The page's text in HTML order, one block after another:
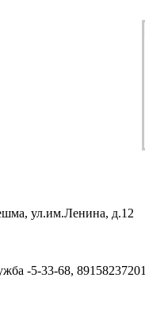
ул.им.Ленина, д.12
-5-33-68, 89158237201